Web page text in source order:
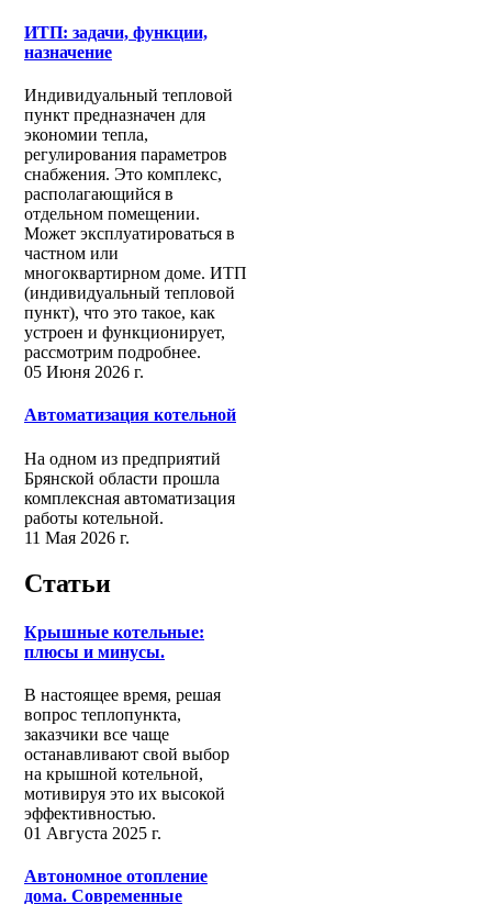
ИТП: задачи, функции,
назначение
Индивидуальный тепловой
пункт предназначен для
экономии тепла,
регулирования параметров
снабжения. Это комплекс,
располагающийся в
отдельном помещении.
Может эксплуатироваться в
частном или
многоквартирном доме. ИТП
(индивидуальный тепловой
пункт), что это такое, как
устроен и функционирует,
рассмотрим подробнее.
05 Июня 2026 г.
Автоматизация котельной
На одном из предприятий
Брянской области прошла
комплексная автоматизация
работы котельной.
11 Мая 2026 г.
Статьи
Крышные котельные:
плюсы и минусы.
В настоящее время, решая
вопрос теплопункта,
заказчики все чаще
останавливают свой выбор
на крышной котельной,
мотивируя это их высокой
эффективностью.
01 Августа 2025 г.
Автономное отопление
дома. Современные